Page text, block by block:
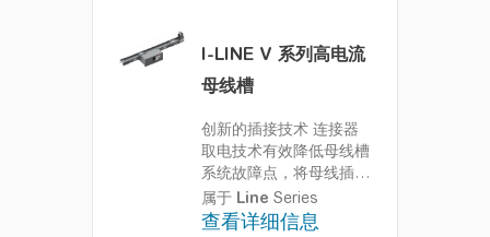
I-LINE V 系列高电流
母线槽
创新的插接技术 连接器
取电技术有效降低母线槽
系统故障点，将母线插接
功能提升到新高度
属于 Line Series
查看详细信息